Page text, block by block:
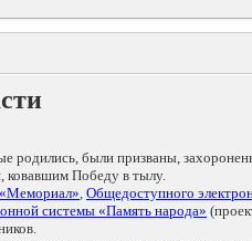
родились, были призваны,
ковавшим Победу в тылу.
, Общедоступного
системы «Память народа»